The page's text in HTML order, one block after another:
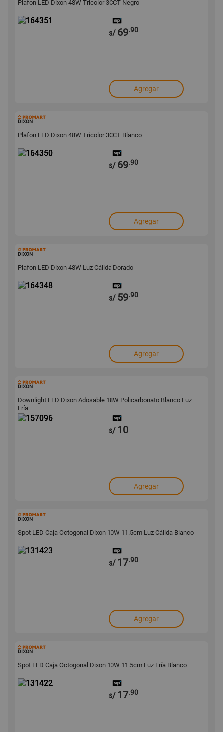
Plafon LED Dixon 48W Tricolor 3CCT Negro
s/ 69.90
Agregar
DIXON
Plafon LED Dixon 48W Tricolor 3CCT Blanco
s/ 69.90
Agregar
DIXON
Plafon LED Dixon 48W Luz Cálida Dorado
s/ 59.90
Agregar
DIXON
Downlight LED Dixon Adosable 18W Policarbonato Blanco Luz
Fría
s/ 10
Agregar
DIXON
Spot LED Caja Octogonal Dixon 10W 11.5cm Luz Cálida Blanco
s/ 17.90
Agregar
DIXON
Spot LED Caja Octogonal Dixon 10W 11.5cm Luz Fría Blanco
s/ 17.90